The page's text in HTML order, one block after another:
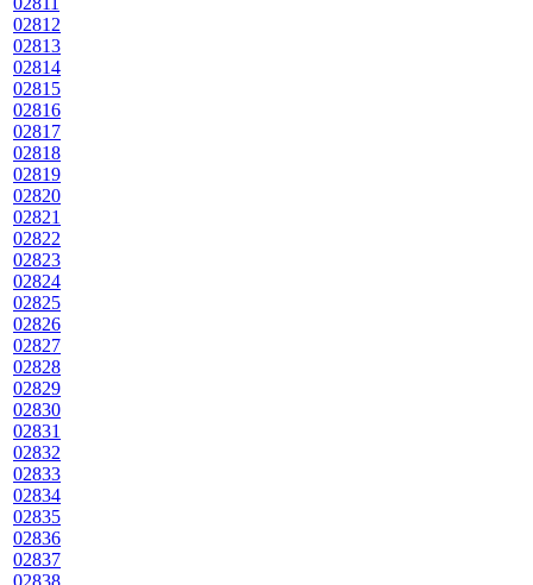
02812
02813
02814
02815
02816
02817
02818
02819
02820
02821
02822
02823
02824
02825
02826
02827
02828
02829
02830
02831
02832
02833
02834
02835
02836
02837
02838